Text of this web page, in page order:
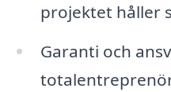
projektet håller
Garanti och